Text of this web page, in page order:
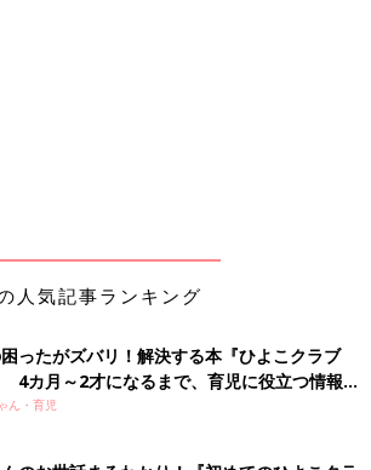
人気記事ランキング
ったがズバリ！解決する本『ひよこクラブ
4カ月～2才になるまで、育児に役立つ情報が
！
ん・育児